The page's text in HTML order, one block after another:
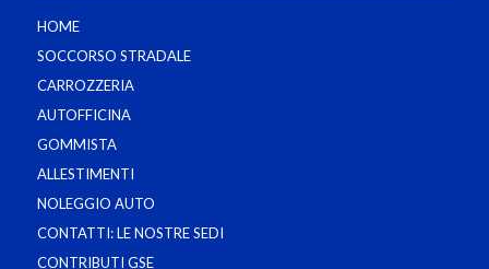
HOME
SOCCORSO STRADALE
CARROZZERIA
AUTOFFICINA
GOMMISTA
ALLESTIMENTI
NOLEGGIO AUTO
CONTATTI: LE NOSTRE SEDI
CONTRIBUTI GSE